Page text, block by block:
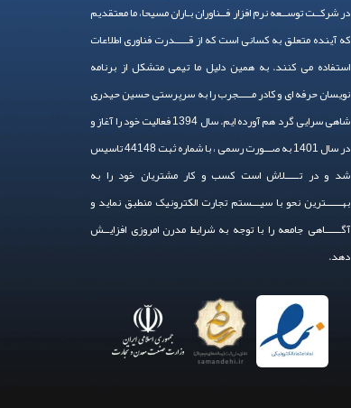
در شرکــت توســعه نرم افزار فــناوران بـاران مسیحا، ما معتقدیم
که آینده متعلق به کسانی است که از قـــــدرت فناوری اطلاعات
استفاده می کنند. به همین دلیل ما تیمی متشکل از برنامه
نویسان حرفه ای و کادر مـــــجرب را به سرپرستی حسین حیدری
شاهی سرایی گرد هم آورده ایم. سال 1394 فعالیت خود را آغاز و
در سال 1401 به صـــورت رسمی ، با شماره ثبت 44148 تاسیس
شد و در تـــــلاش است کسب و کار مشتریان خود را به
بهــــــترین نحو با سیـــستم تجارت الکترونیک منطبق نماید و
آگــــــاهی جامعه را با توجه به شرایط مدرن امروزی افزایــش
دهد.